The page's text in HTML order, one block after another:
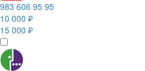
983 606 95 95
10 000 ₽
15 000 ₽